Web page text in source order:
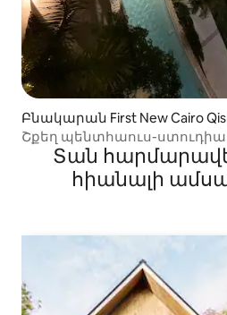
Բնակարան First New Cairo
Շքեղ պենտհաուս-ստուդիա
Տան
հիանալի